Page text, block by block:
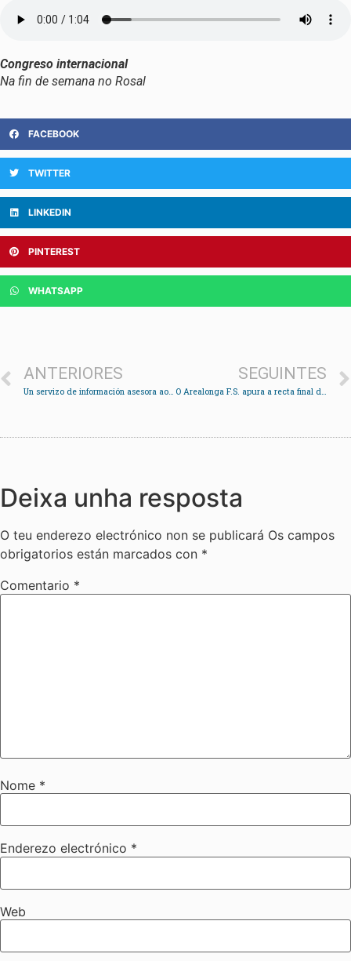
Congreso internacional
Na fin de semana no Rosal
FACEBOOK
TWITTER
LINKEDIN
PINTEREST
WHATSAPP
ANTERIORES
Un servizo de información asesora aos afectados pola regularización do catastro en Soutomaior
SEGUINTES
O Arealonga F.S. apura a recta final da liga para engancharse aos postos de cabeza
Deixa unha resposta
O teu enderezo electrónico non se publicará Os campos
obrigatorios están marcados con *
Comentario *
Nome *
Enderezo electrónico *
Web